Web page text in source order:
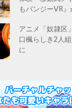
もバンジーVR』
アニメ「奴隷区
口楓らしき2人
に